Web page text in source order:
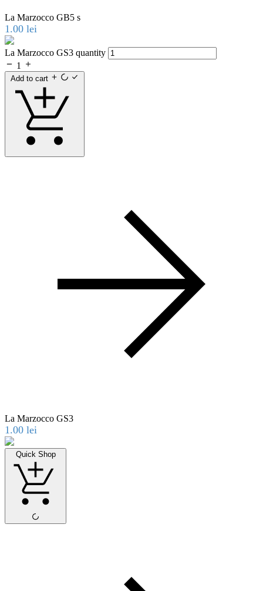
La Marzocco GB5 s
1.00 lei
La Marzocco GS3 quantity
1
Add to cart
La Marzocco GS3
1.00 lei
Quick Shop